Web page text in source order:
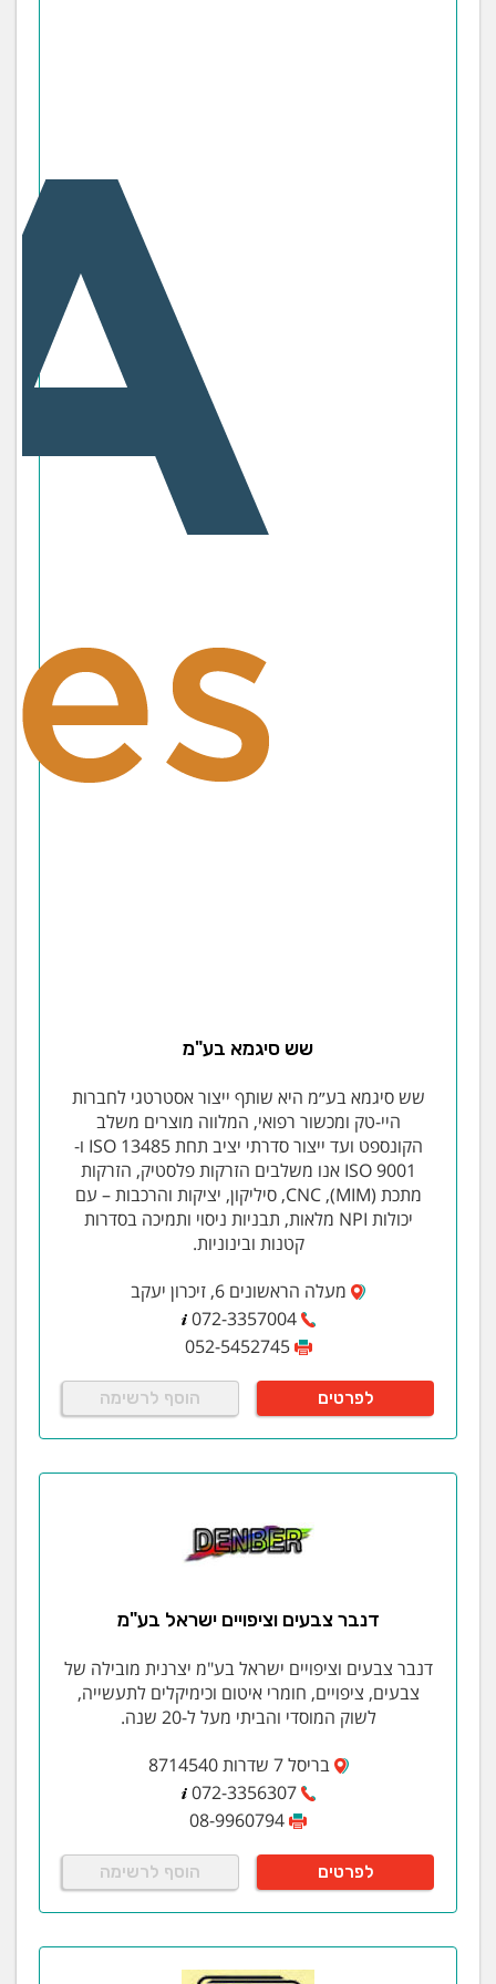
שש סיגמא בע"מ
שש סיגמא בע״מ היא שותף ייצור אסטרטגי לחברות
היי-טק ומכשור רפואי, המלווה מוצרים משלב
הקונספט ועד ייצור סדרתי יציב תחת ISO 13485 ו-
ISO 9001 אנו משלבים הזרקות פלסטיק, הזרקות
מתכת (MIM), CNC, סיליקון, יציקות והרכבות – עם
יכולות NPI מלאות, תבניות ניסוי ותמיכה בסדרות
קטנות ובינוניות.
מעלה הראשונים 6, זיכרון יעקב
072-3357004
052-5452745
לפרטים הוסף לרשימה
דנבר צבעים וציפויים ישראל בע"מ
דנבר צבעים וציפויים ישראל בע"מ יצרנית מובילה של
צבעים, ציפויים, חומרי איטום וכימיקלים לתעשייה,
לשוק המוסדי והביתי מעל ל-20 שנה.
בריסל 7 שדרות 8714540
072-3356307
08-9960794
לפרטים הוסף לרשימה